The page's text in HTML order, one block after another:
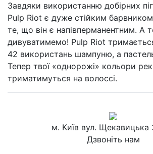
Завдяки використанню добірних
Pulp Riot є дуже стійким
те, що він є напівперманентним. А
дивуватимемо! Pulp Riot
42 використань шампуню, а
Тепер твої «однорожі» кольори
триматимуться на волоссі.
м. Київ вул. Щекавицька
Дзвоніть нам